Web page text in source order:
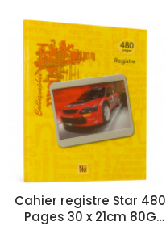
Cahier registre Star 480
Pages 30 x 21cm 80G